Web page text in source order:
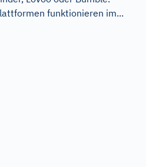
funktionieren im...